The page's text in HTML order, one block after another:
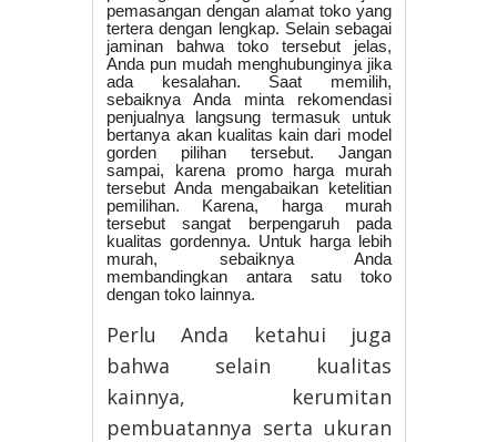
pemasangan dengan alamat toko yang
tertera dengan lengkap. Selain sebagai
jaminan bahwa toko tersebut jelas,
Anda pun mudah menghubunginya jika
ada kesalahan. Saat memilih,
sebaiknya Anda minta rekomendasi
penjualnya langsung termasuk untuk
bertanya akan kualitas kain dari model
gorden pilihan tersebut. Jangan
sampai, karena promo harga murah
tersebut Anda mengabaikan ketelitian
pemilihan. Karena, harga murah
tersebut sangat berpengaruh pada
kualitas gordennya. Untuk harga lebih
murah, sebaiknya Anda
membandingkan antara satu toko
dengan toko lainnya.
Perlu Anda ketahui juga
bahwa selain kualitas
kainnya, kerumitan
pembuatannya serta ukuran